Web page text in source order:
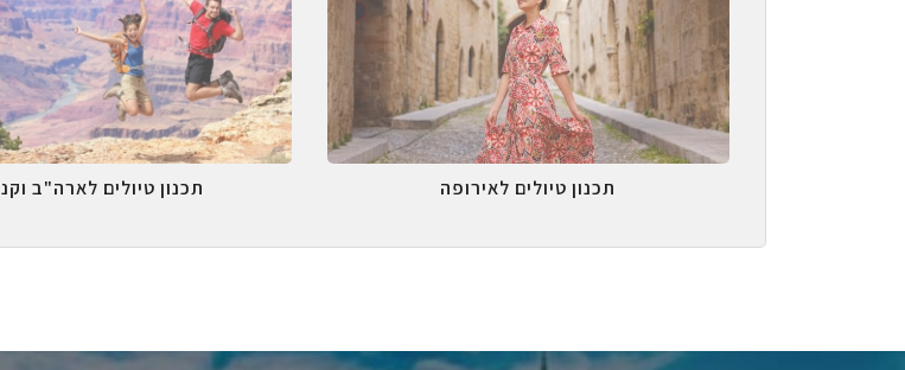
תכנון טיולים לאירופה תכנון טיולים לארה"ב